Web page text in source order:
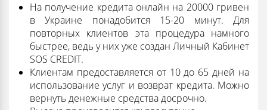
На получение кредита онлайн на 20000 гривен
в Украине понадобится 15-20 минут. Для
повторных клиентов эта процедура намного
быстрее, ведь у них уже создан Личный Кабинет
SOS CREDIT.
Клиентам предоставляется от 10 до 65 дней на
использование услуг и возврат кредита. Можно
вернуть денежные средства досрочно.